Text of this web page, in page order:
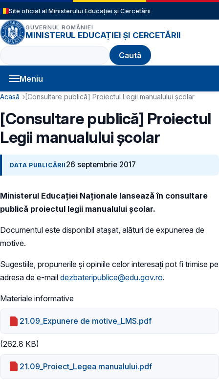
Sari la conținutul principal
Site oficial al Ministerului Educației și Cercetării
GUVERNUL ROMÂNIEI
MINISTERUL EDUCAȚIEI ȘI CERCETĂRII
Caută
Meniu
Navigație principală
Cale de navigare
Acasă [Consultare publică] Proiectul Legii manualului școlar
[Consultare publică] Proiectul
Legii manualului școlar
DATA PUBLICĂRII 26 septembrie 2017
Ministerul Educației Naționale lansează în consultare
publică proiectul legii manualului școlar.
Documentul este disponibil atașat, alături de expunerea de
motive.
Sugestiile, propunerile și opiniile celor interesați pot fi trimise pe
adresa de e-mail dezbateripublice@edu.gov.ro.
Materiale informative
21.09_Expunere de motive_LMS.pdf
(262.8 KB)
21.09_Proiect_Legea manualului.pdf